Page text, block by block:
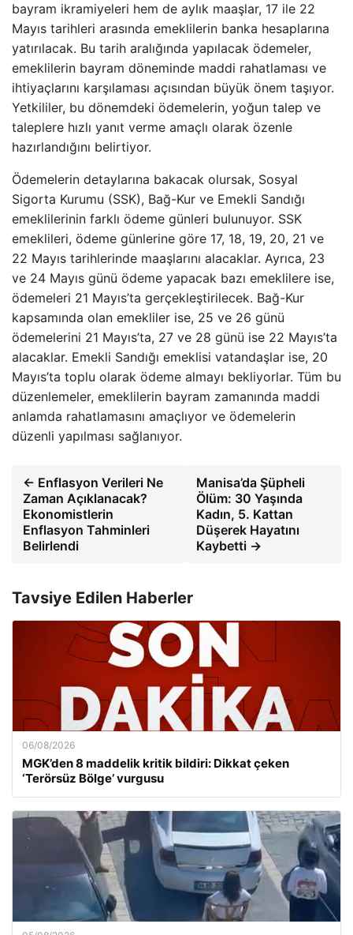
bayram ikramiyeleri hem de aylık maaşlar, 17 ile 22
Mayıs tarihleri arasında emeklilerin banka hesaplarına
yatırılacak. Bu tarih aralığında yapılacak ödemeler,
emeklilerin bayram döneminde maddi rahatlaması ve
ihtiyaçlarını karşılaması açısından büyük önem taşıyor.
Yetkililer, bu dönemdeki ödemelerin, yoğun talep ve
taleplere hızlı yanıt verme amaçlı olarak özenle
hazırlandığını belirtiyor.
Ödemelerin detaylarına bakacak olursak, Sosyal
Sigorta Kurumu (SSK), Bağ-Kur ve Emekli Sandığı
emeklilerinin farklı ödeme günleri bulunuyor. SSK
emeklileri, ödeme günlerine göre 17, 18, 19, 20, 21 ve
22 Mayıs tarihlerinde maaşlarını alacaklar. Ayrıca, 23
ve 24 Mayıs günü ödeme yapacak bazı emeklilere ise,
ödemeleri 21 Mayıs’ta gerçekleştirilecek. Bağ-Kur
kapsamında olan emekliler ise, 25 ve 26 günü
ödemelerini 21 Mayıs’ta, 27 ve 28 günü ise 22 Mayıs’ta
alacaklar. Emekli Sandığı emeklisi vatandaşlar ise, 20
Mayıs’ta toplu olarak ödeme almayı bekliyorlar. Tüm bu
düzenlemeler, emeklilerin bayram zamanında maddi
anlamda rahatlamasını amaçlıyor ve ödemelerin
düzenli yapılması sağlanıyor.
← Enflasyon Verileri Ne
Zaman Açıklanacak?
Ekonomistlerin
Enflasyon Tahminleri
Belirlendi
Manisa’da Şüpheli
Ölüm: 30 Yaşında
Kadın, 5. Kattan
Düşerek Hayatını
Kaybetti →
Tavsiye Edilen Haberler
06/08/2026
MGK’den 8 maddelik kritik bildiri: Dikkat çeken
‘Terörsüz Bölge’ vurgusu